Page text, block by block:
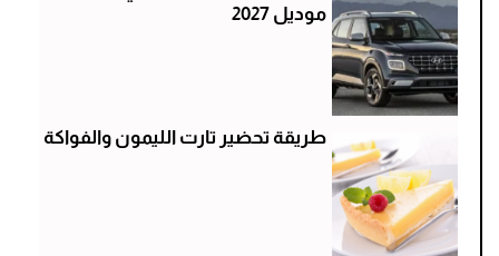
موديل 2027
طريقة تحضير تارت الليمون والفواكة